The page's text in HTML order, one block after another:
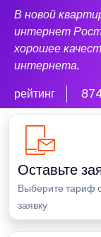
В новой
интернет
хорошее
интернета.
рейтинг
Оставьте
Выберите тариф
заявку